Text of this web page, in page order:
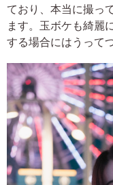
ており、本当に撮っ
ます。玉ボケも綺麗
する場合にはうって